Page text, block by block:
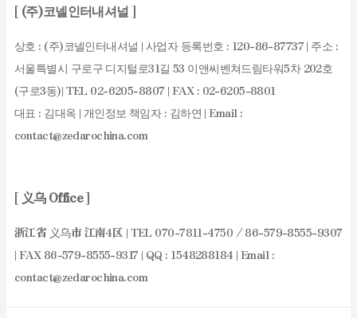
[ (주)코넬인터내셔널 ]
상호 : (주)코넬인터내셔널 | 사업자 등록번호 : 120-86-87737 | 주소 :
서울특별시 구로구 디지털로31길 53 이앤씨벤쳐드림타워5차 202호
(구로3동)| TEL 02-6205-8807 | FAX : 02-6205-8801
대표 : 김대옥 | 개인정보 책임자 : 김하연 | Email :
contact@zedarochina.com
[ 义乌 Office]
浙江省 义乌市 江南4区 | TEL 070-7811-4750 / 86-579-8555-9307
| FAX 86-579-8555-9317 | QQ : 1548288184 | Email :
contact@zedarochina.com